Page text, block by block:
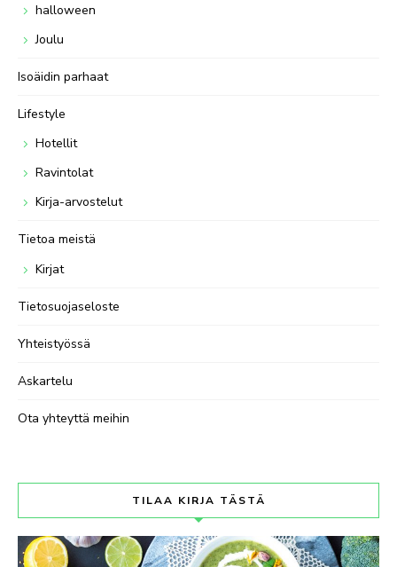
halloween
Joulu
Isoäidin parhaat
Lifestyle
Hotellit
Ravintolat
Kirja-arvostelut
Tietoa meistä
Kirjat
Tietosuojaseloste
Yhteistyössä
Askartelu
Ota yhteyttä meihin
TILAA KIRJA TÄSTÄ